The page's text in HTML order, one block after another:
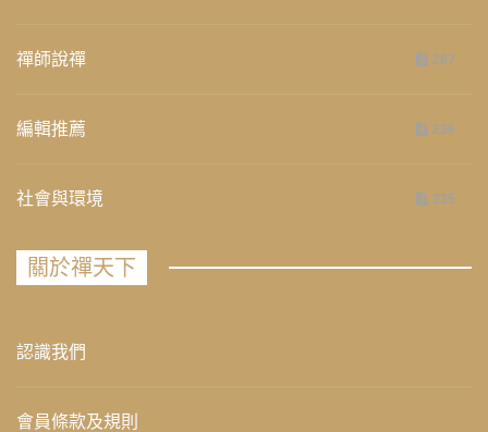
禪師說禪 267
編輯推薦 236
社會與環境 235
關於禪天下
認識我們
會員條款及規則